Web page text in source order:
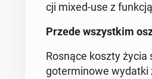
cji mixed-use z
Przede wszyst­kim
Rosnące koszty życia
go­ter­mi­no­we wydatki